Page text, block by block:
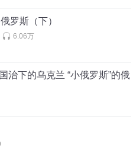
罗斯（下）
6.06万
治下的乌克兰 “小俄罗斯”的俄